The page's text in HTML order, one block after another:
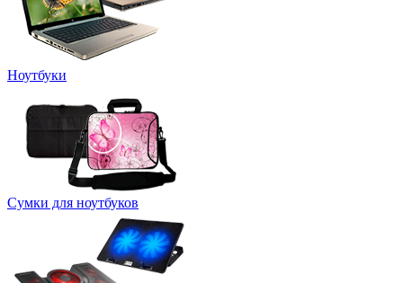
Ноутбуки
Сумки для ноутбуков